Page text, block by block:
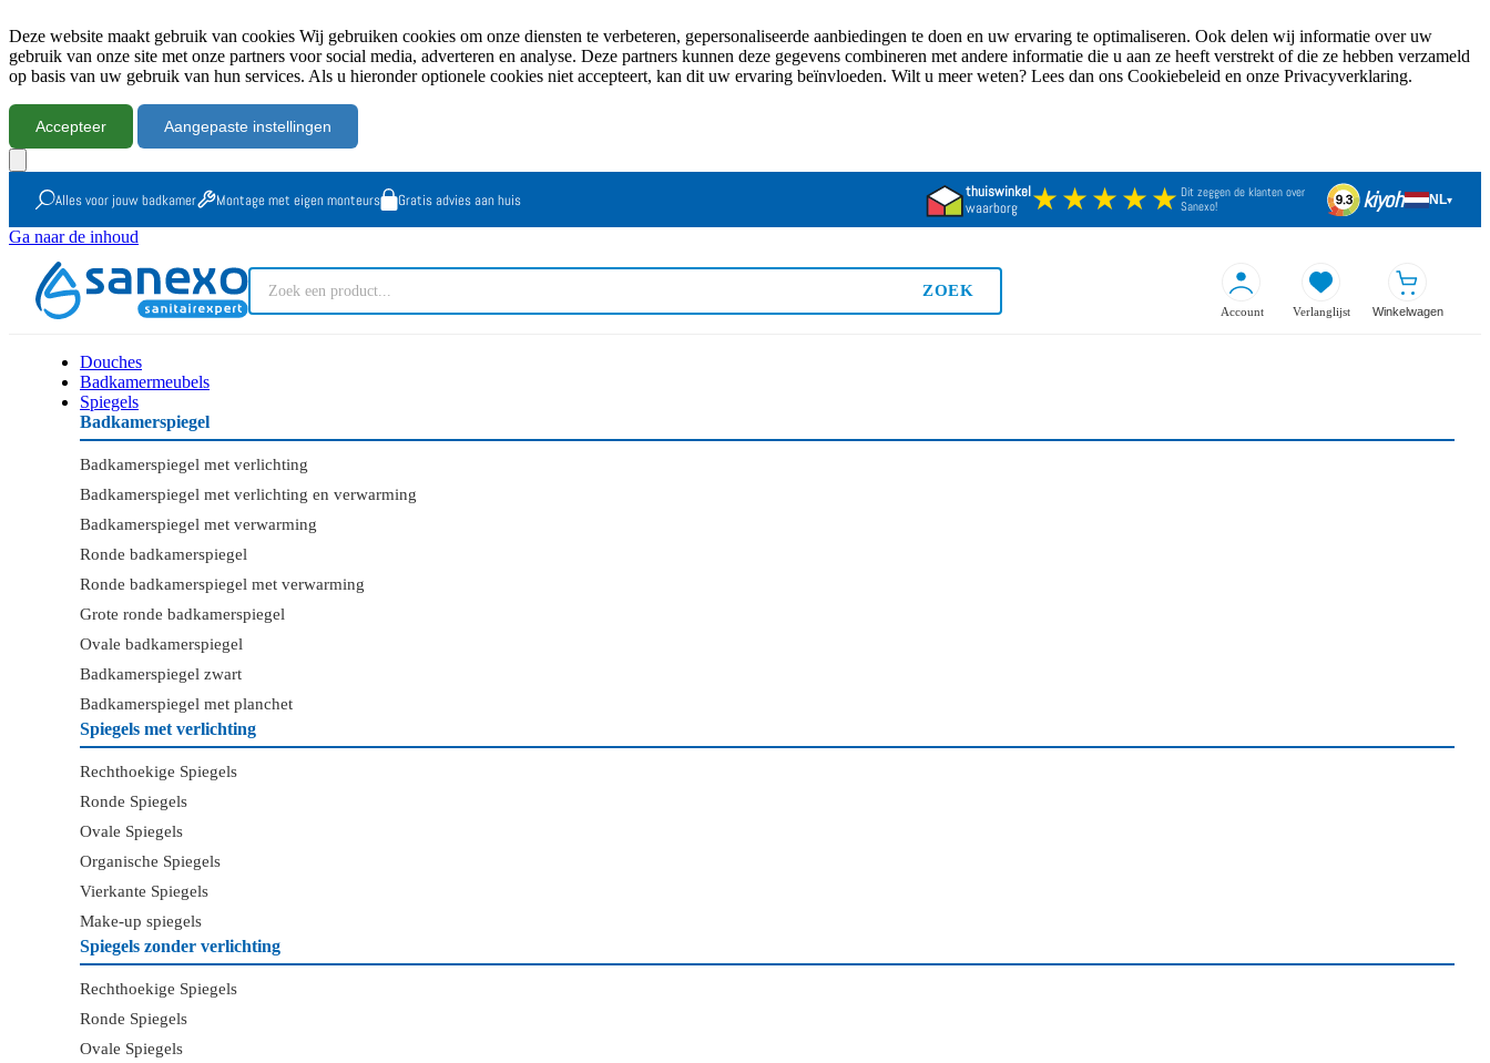
Deze website maakt gebruik van cookies Wij gebruiken cookies om onze diensten te verbeteren, gepersonaliseerde aanbiedingen te doen en uw ervaring te optimaliseren. Ook delen wij informatie over uw
gebruik van onze site met onze partners voor social media, adverteren en analyse. Deze partners kunnen deze gegevens combineren met andere informatie die u aan ze heeft verstrekt of die ze hebben verzameld
op basis van uw gebruik van hun services. Als u hieronder optionele cookies niet accepteert, kan dit uw ervaring beïnvloeden. Wilt u meer weten? Lees dan ons Cookiebeleid en onze Privacyverklaring.
Accepteer Aangepaste instellingen
Alles voor jouw badkamer Montage met eigen monteurs Gratis advies aan huis
thuiswinkel
waarborg
★★★★★ Dit zeggen de klanten over
Sanexo!
9.3 kiyoh NL▾
Ga naar de inhoud
ZOEK
Account Verlanglijst Winkelwagen
Douches
Badkamermeubels
Spiegels
Badkamerspiegel
Badkamerspiegel met verlichting
Badkamerspiegel met verlichting en verwarming
Badkamerspiegel met verwarming
Ronde badkamerspiegel
Ronde badkamerspiegel met verwarming
Grote ronde badkamerspiegel
Ovale badkamerspiegel
Badkamerspiegel zwart
Badkamerspiegel met planchet
Spiegels met verlichting
Rechthoekige Spiegels
Ronde Spiegels
Ovale Spiegels
Organische Spiegels
Vierkante Spiegels
Make-up spiegels
Spiegels zonder verlichting
Rechthoekige Spiegels
Ronde Spiegels
Ovale Spiegels